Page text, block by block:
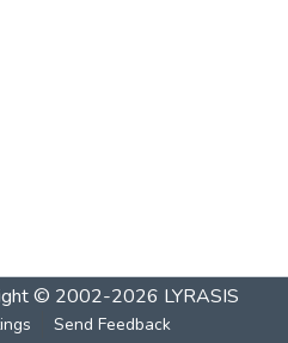
© 2002-2026 LYRASIS
Send Feedback